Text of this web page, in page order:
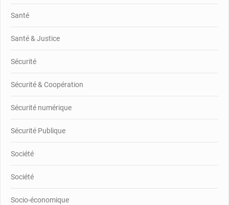
Santé
Santé & Justice
Sécurité
Sécurité & Coopération
Sécurité numérique
Sécurité Publique
Société
Société
Socio-économique